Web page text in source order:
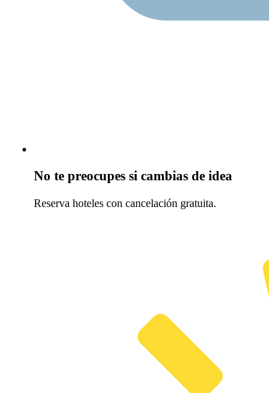
No te preocupes si cambias de idea
Reserva hoteles con cancelación gratuita.